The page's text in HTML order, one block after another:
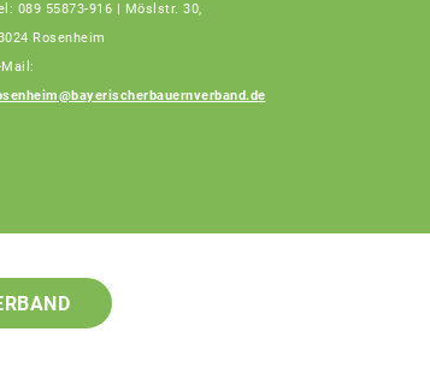
089 55873-916 | Möslstr. 30,
Rosenheim
Mail: